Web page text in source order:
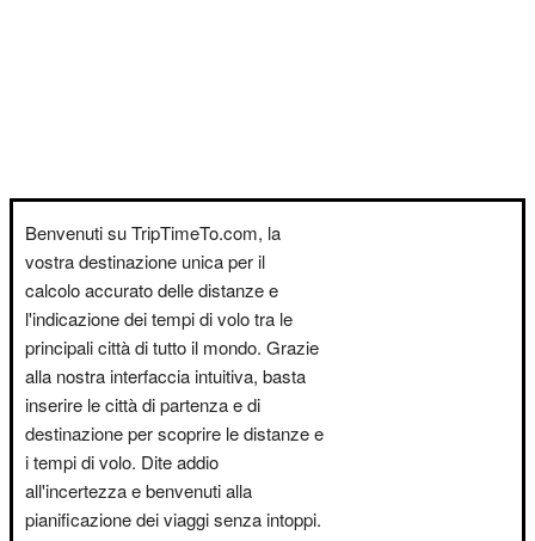
Benvenuti su TripTimeTo.com, la
vostra destinazione unica per il
calcolo accurato delle distanze e
l'indicazione dei tempi di volo tra le
principali città di tutto il mondo. Grazie
alla nostra interfaccia intuitiva, basta
inserire le città di partenza e di
destinazione per scoprire le distanze e
i tempi di volo. Dite addio
all'incertezza e benvenuti alla
pianificazione dei viaggi senza intoppi.